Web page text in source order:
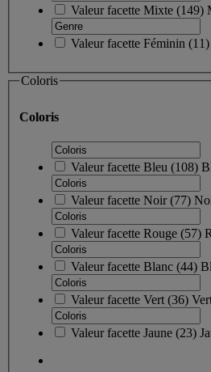
Valeur facette Mixte (149)
Valeur facette Féminin (11)
Coloris
Coloris
Valeur facette Bleu (108)
Valeur facette Noir(77)
Valeur facette Rouge (57)
Valeur facette Blanc (44)
Valeur facette Vert (36)
Valeur facette Jaune (23)